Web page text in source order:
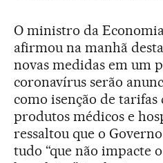
O ministro da
afirmou na manhã
novas medidas em um
coronavírus serão
como isenção de
produtos médicos e
ressaltou que o
tudo “que não impacte